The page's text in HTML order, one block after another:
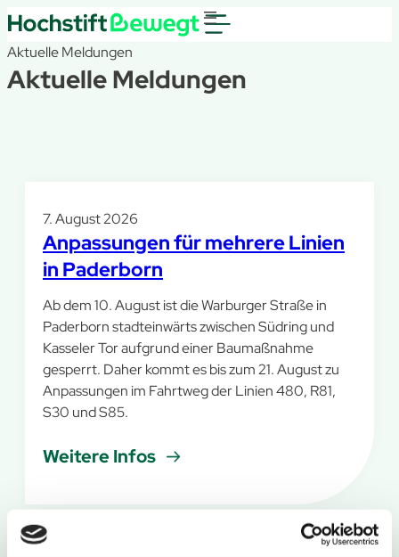
Aktuelle Meldungen
Aktuelle Meldungen
7. August 2026
Anpassungen für mehrere Linien
in Paderborn
Ab dem 10. August ist die Warburger Straße in
Paderborn stadteinwärts zwischen Südring und
Kasseler Tor aufgrund einer Baumaßnahme
gesperrt. Daher kommt es bis zum 21. August zu
Anpassungen im Fahrtweg der Linien 480, R81,
S30 und S85.
Weitere Infos